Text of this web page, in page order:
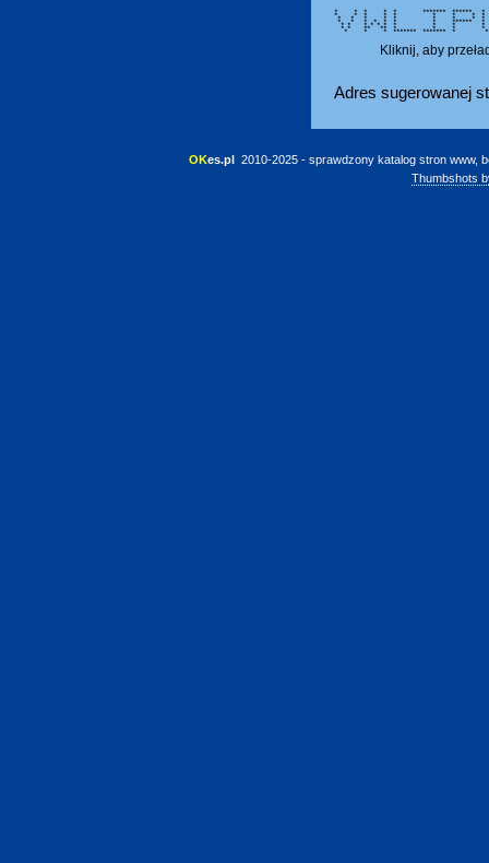
* * * * * ******* ******
* * * * * * * *
* * * * * * * *
* * * * * * *
* * * * * * * *
* * ** ** * *
* * * *******
Kliknij, aby
Adres sugerowanej
OKes.pl 2010-2025 - sprawdzony katalog stron www,
Thumbshots